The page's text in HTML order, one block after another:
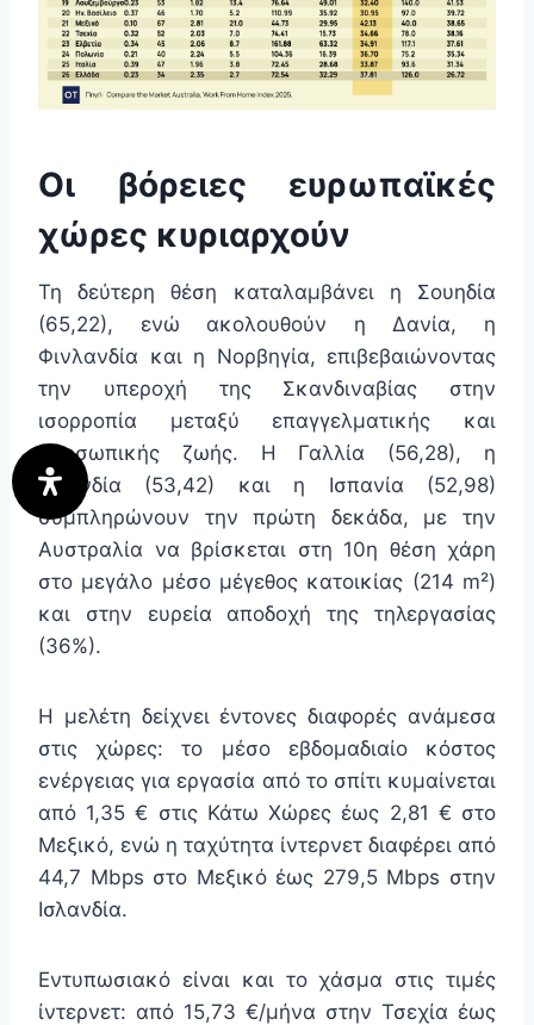
Οι βόρειες ευρωπαϊκές
χώρες κυριαρχούν
Τη δεύτερη θέση καταλαμβάνει η Σουηδία
(65,22), ενώ ακολουθούν η Δανία, η
Φινλανδία και η Νορβηγία, επιβεβαιώνοντας
την υπεροχή της Σκανδιναβίας στην
ισορροπία μεταξύ επαγγελματικής και
προσωπικής ζωής. Η Γαλλία (56,28), η
Ισλανδία (53,42) και η Ισπανία (52,98)
συμπληρώνουν την πρώτη δεκάδα, με την
Αυστραλία να βρίσκεται στη 10η θέση χάρη
στο μεγάλο μέσο μέγεθος κατοικίας (214 m²)
και στην ευρεία αποδοχή της τηλεργασίας
(36%).
Η μελέτη δείχνει έντονες διαφορές ανάμεσα
στις χώρες: το μέσο εβδομαδιαίο κόστος
ενέργειας για εργασία από το σπίτι κυμαίνεται
από 1,35 € στις Κάτω Χώρες έως 2,81 € στο
Μεξικό, ενώ η ταχύτητα ίντερνετ διαφέρει από
44,7 Mbps στο Μεξικό έως 279,5 Mbps στην
Ισλανδία.
Εντυπωσιακό είναι και το χάσμα στις τιμές
ίντερνετ: από 15,73 €/μήνα στην Τσεχία έως